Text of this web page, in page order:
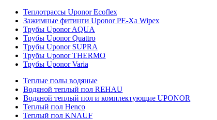
Теплотрассы Uponor Ecoflex
Зажимные фитинги Uponor PE-Xa Wipex
Трубы Uponor AQUA
Трубы Uponor Quattro
Трубы Uponor SUPRA
Трубы Uponor THERMO
Трубы Uponor Varia
Теплые полы водяные
Водяной теплый пол REHAU
Водяной теплый пол и комплектующие UPONOR
Теплый пол Henco
Теплый пол KNAUF